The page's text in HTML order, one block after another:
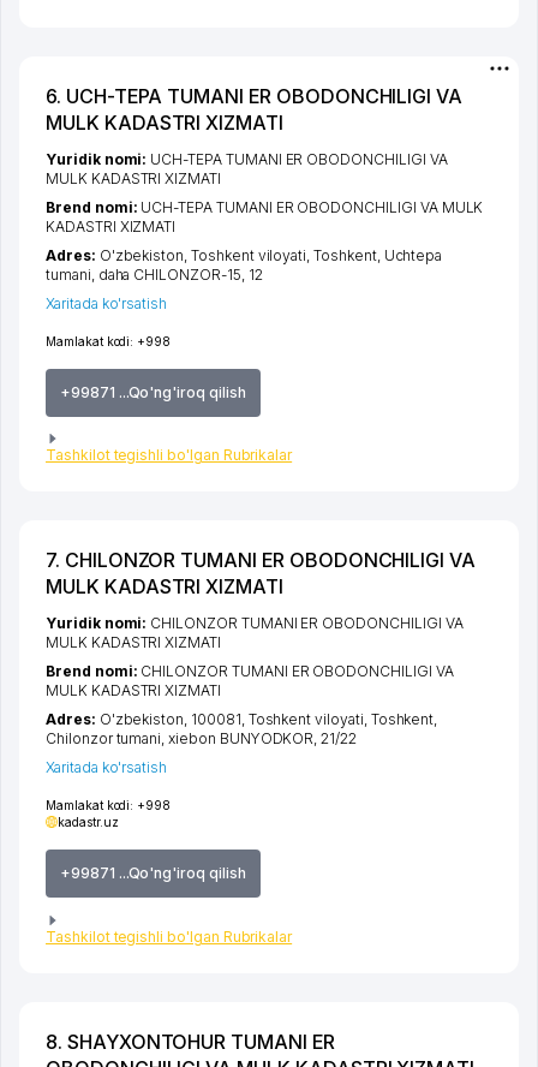
6. UCH-TEPA TUMANI ER OBODONCHILIGI VA
MULK KADASTRI XIZMATI
Mamlakat kodi: +998
+99871 ...Qo'ng'iroq qilish
Tashkilot tegishli bo'lgan Rubrikalar
Yuridik nomi: UCH-TEPA TUMANI ER OBODONCHILIGI VA
MULK KADASTRI XIZMATI
Brend nomi: UCH-TEPA TUMANI ER OBODONCHILIGI VA MULK
KADASTRI XIZMATI
Adres: O'zbekiston,Toshkent viloyati,Toshkent, Uchtepa
tumani, daha CHILONZOR-15, 12
Xaritada ko'rsatish
7. CHILONZOR TUMANI ER OBODONCHILIGI VA
MULK KADASTRI XIZMATI
Mamlakat kodi: +998
kadastr.uz
+99871 ...Qo'ng'iroq qilish
Tashkilot tegishli bo'lgan Rubrikalar
Yuridik nomi: CHILONZOR TUMANI ER OBODONCHILIGI VA
MULK KADASTRI XIZMATI
Brend nomi: CHILONZOR TUMANI ER OBODONCHILIGI VA
MULK KADASTRI XIZMATI
Adres: O'zbekiston, 100081, Toshkent viloyati, Toshkent,
Chilonzor tumani,xiеbon BUNYODKOR, 21/22
Xaritada ko'rsatish
8. SHAYXONTOHUR TUMANI ER